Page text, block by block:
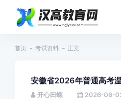
首页 考试资料 正文
安徽省2026年普通高考
开心田螺 2026-06-